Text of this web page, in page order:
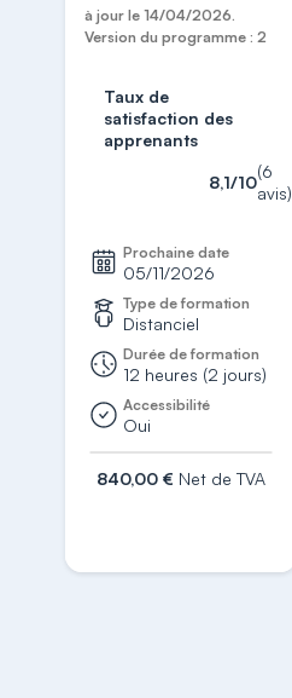
à jour le 14/04/2026.
Version du programme : 2
Taux de
satisfaction des
apprenants
8,1/10
(6
avis)
Prochaine date
05/11/2026
Type de formation
Distanciel
Durée de formation
12 heures (2 jours)
Accessibilité
Oui
840,00 € Net de TVA